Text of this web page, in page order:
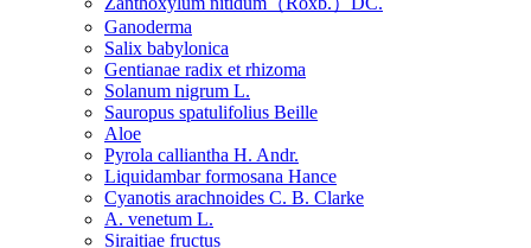
Ganoderma
Salix babylonica
Gentianae radix et rhizoma
Solanum nigrum L.
Sauropus spatulifolius Beille
Aloe
Pyrola calliantha H. Andr.
Liquidambar formosana Hance
Cyanotis arachnoides C. B. Clarke
A. venetum L.
Siraitiae fructus